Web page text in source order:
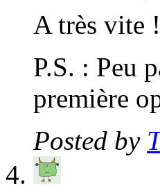
A très vite !
P.S. : Peu
première
Posted by